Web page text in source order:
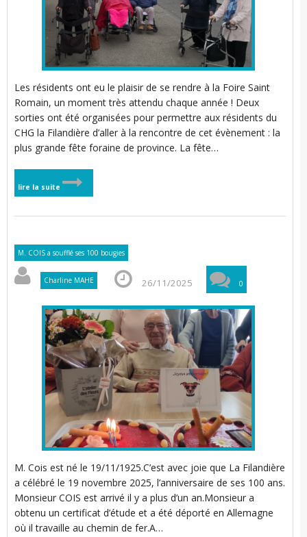
Les résidents ont eu le plaisir de se rendre à la Foire Saint
Romain, un moment très attendu chaque année ! Deux
sorties ont été organisées pour permettre aux résidents du
CHG la Filandière d’aller à la rencontre de cet évènement : la
plus grande fête foraine de province. La fête…
lire la suite
M. COIS a soufflé ses 100 bougies
Charline MAHE 26/11/2025 0
M. Cois est né le 19/11/1925.C’est avec joie que La Filandière
a célébré le 19 novembre 2025, l’anniversaire de ses 100 ans.
Monsieur COIS est arrivé il y a plus d’un an.Monsieur a
obtenu un certificat d’étude et a été déporté en Allemagne
où il travaille au chemin de fer.A…